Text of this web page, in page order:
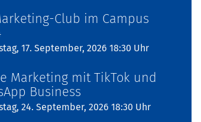
Club im Campus
17. September, 2026 18:30 Uhr
Marketing mit TikTok und
Business
24. September, 2026 18:30 Uhr